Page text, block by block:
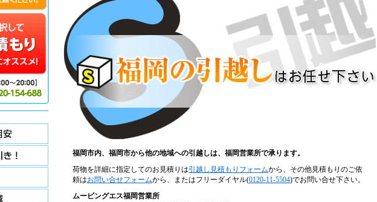
福岡市内、福岡市から他の地域への引越しは、福岡営業所で承ります。
荷物を詳細に指定してのお見積りは引越し見積もりフォームから、その他見積もりのご依
頼はお問い合せフォームから、またはフリーダイヤル(0120-11-5504)でお問い合せ下さい。
ムービングエス福岡営業所